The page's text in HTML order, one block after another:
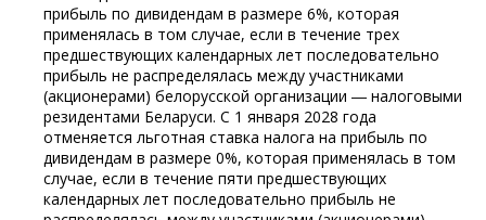
прибыль по дивидендам в размере 6%, которая
применялась в том случае, если в течение трех
предшествующих календарных лет последовательно
прибыль не распределялась между участниками
(акционерами) белорусской организации ― налоговыми
резидентами Беларуси. С 1 января 2028 года
отменяется льготная ставка налога на прибыль по
дивидендам в размере 0%, которая применялась в том
случае, если в течение пяти предшествующих
календарных лет последовательно прибыль не